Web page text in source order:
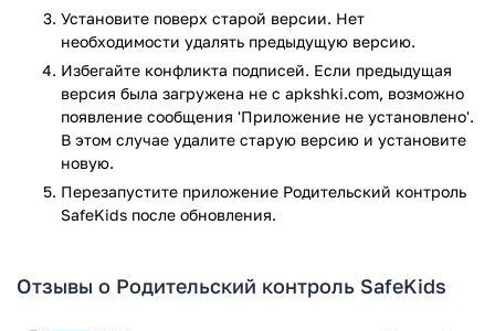
Очень полезной функцией является также отслеживание
ребенка по геолокации. Похожая функция есть в Goggle
Maps, но в данном случае ваши дети не смогут
самостоятельно отключить слежение.
Отдельной благодарности разработчики заслуживают за
советы психологов, описанные в приложении. Это будет
максимально полезно для молодых родителей, которые не
знают, как правильно объяснить ребенку о вреде
Заключение
Установите поверх старой версии. Нет
необходимости удалять предыдущую версию.
Избегайте конфликта подписей. Если предыдущая
версия была загружена не с apkshki.com, возможно
появление сообщения 'Приложение не установлено'.
В этом случае удалите старую версию и установите
новую.
Перезапустите приложениe Родительский контроль
SafeKids после обновления.
Отзывы о Родительский контроль SafeKids